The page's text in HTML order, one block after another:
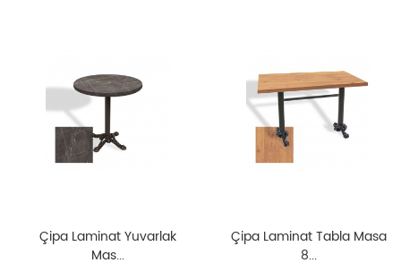
Çipa Laminat Yuvarlak
Mas...
Çipa Laminat Tabla Masa
8...